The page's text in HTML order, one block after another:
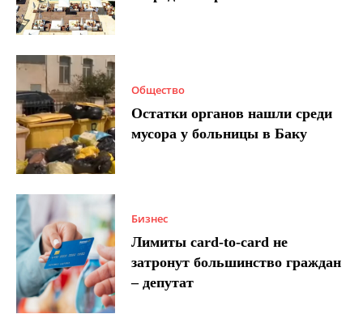
Общество
Остатки органов нашли среди
мусора у больницы в Баку
Бизнес
Лимиты card-to-card не
затронут большинство граждан
– депутат